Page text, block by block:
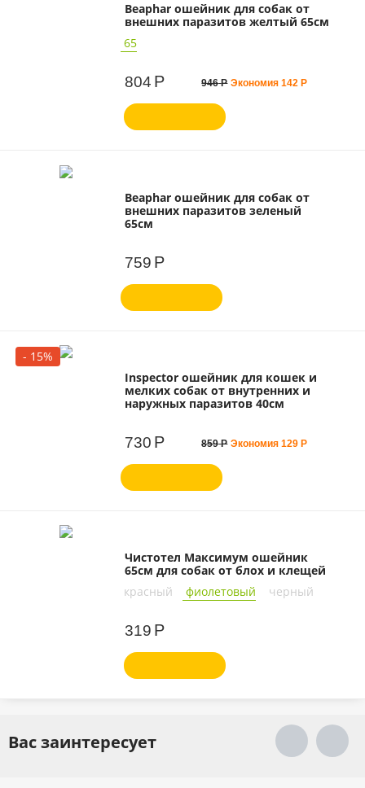
Beaphar ошейник для собак от
внешних паразитов желтый 65см
65
804 Р 946 Р Экономия142 Р
Beaphar ошейник для собак от
внешних паразитов зеленый
65см
759 Р
- 15%
Inspector ошейник для кошек и
мелких собак от внутренних и
наружных паразитов 40см
730 Р 859 Р Экономия129 Р
Чистотел Максимум ошейник
65см для собак от блох и клещей
красный
фиолетовый черный
319 Р
Вас заинтересует